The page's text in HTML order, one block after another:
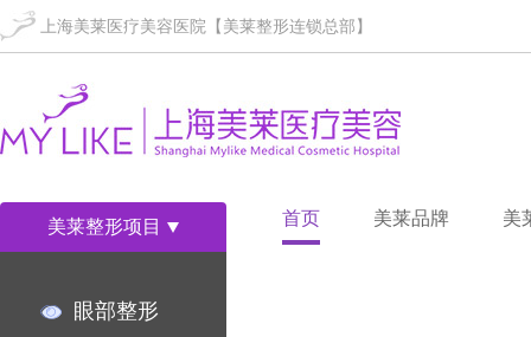
上海美莱医疗美容医院【美莱整形连锁总部】
美莱整形项目
眼部整形
首页 美莱品牌 美